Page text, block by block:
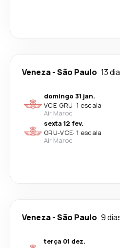
Veneza-São Paulo 13
domingo 31 jan.
VCE-GRU· 1 escala
Air Maroc
sexta 12 fev.
GRU-VCE· 1 escala
Air Maroc
Veneza-São Paulo 9
terça 01 dez.